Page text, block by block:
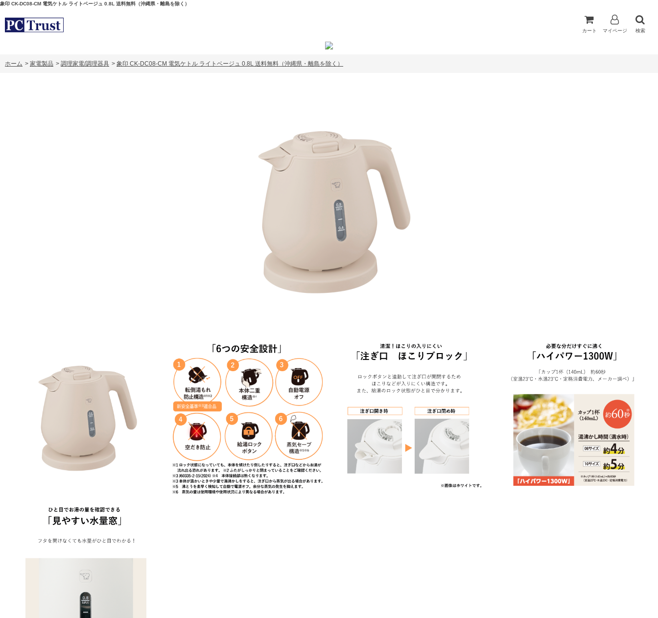
象印 CK-DC08-CM 電気ケトル ライトベージュ 0.8L 送料無料（沖縄県・離島を除く）
カート マイページ 検索
ホーム > 家電製品 > 調理家電/調理器具 > 象印 CK-DC08-CM 電気ケトル ライトベージュ 0.8L 送料無料（沖縄県・離島を除く）